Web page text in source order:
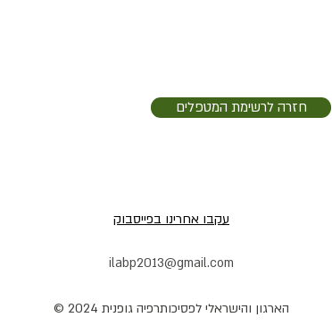
חזרה לרשימת המטפלים
עקבו אחרינו בפייסבוק
ilabp2013@gmail.com
הארגון והישראלי לפסיכותרפיה גופנית 2024 ©